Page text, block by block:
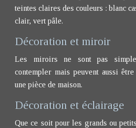
teintes claires des couleurs : blanc
clair, vert pâle.
Décoration et miroir
Les miroirs ne sont pas
contempler mais peuvent aussi
une pièce de maison.
Décoration et éclairage
Que ce soit pour les grands ou